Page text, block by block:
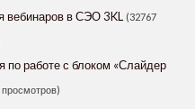
вебинаров в СЭО 3KL (32767
по работе с блоком «Слайдер
просмотров)